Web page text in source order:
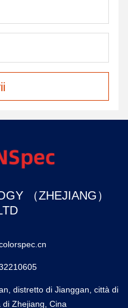
（ZHEJIANG）
distretto di Jianggan, città di
di Zhejiang, Cina